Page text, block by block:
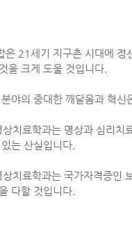
은 21세기 지구촌 시대에
을 크게 도울 것입니다.
야의 중대한 깨달음과 혁
치료학과는 명상과 심리
는 산실입니다.
치료학과는 국가자격증인
다할 것입니다.